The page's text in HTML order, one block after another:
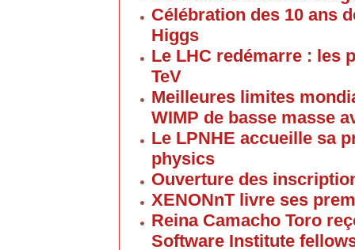
Célébration des 10 ans
Higgs
Le LHC redémarre : les
TeV
Meilleures limites
WIMP de basse masse
Le LPNHE accueille sa
physics
Ouverture des
XENONnT livre ses
Reina Camacho Toro
Software Institute